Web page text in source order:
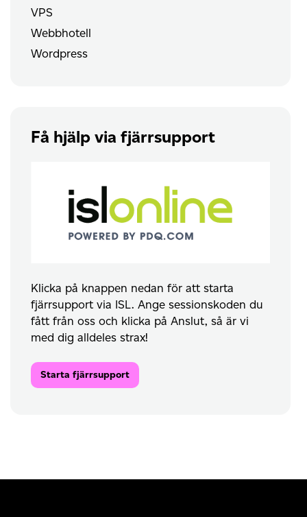
VPS
Webbhotell
Wordpress
Få hjälp via fjärrsupport
Klicka på knappen nedan för att starta
fjärrsupport via ISL. Ange sessionskoden du
fått från oss och klicka på Anslut, så är vi
med dig alldeles strax!
Starta fjärrsupport